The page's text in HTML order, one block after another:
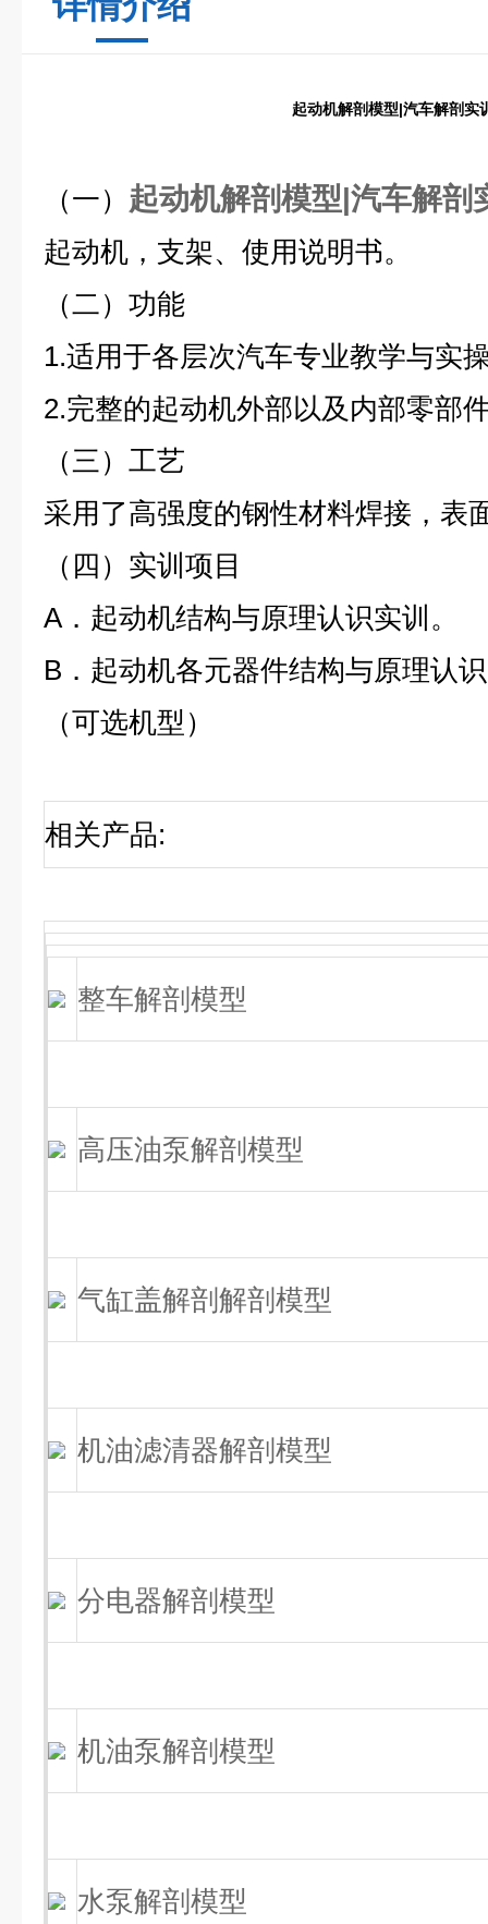
起动机解剖模型|汽车解剖实
（一） 起动机解剖模型|汽车解剖
起动机，支架、使用说明书。
（二） 功能
1.适用于各层次汽车专业教学与实
2.完整的起动机外部以及内部零部
（三） 工艺
采用了高强度的钢性材料焊接，表
（四） 实训项目
A．起动机结构与原理认识实训。
B．起动机各元器件结构与原理认
（可选机型）
相关产品:
整车解剖模型
高压油泵解剖模型
气缸盖解剖解剖模型
机油滤清器解剖模型
分电器解剖模型
机油泵解剖模型
水泵解剖模型